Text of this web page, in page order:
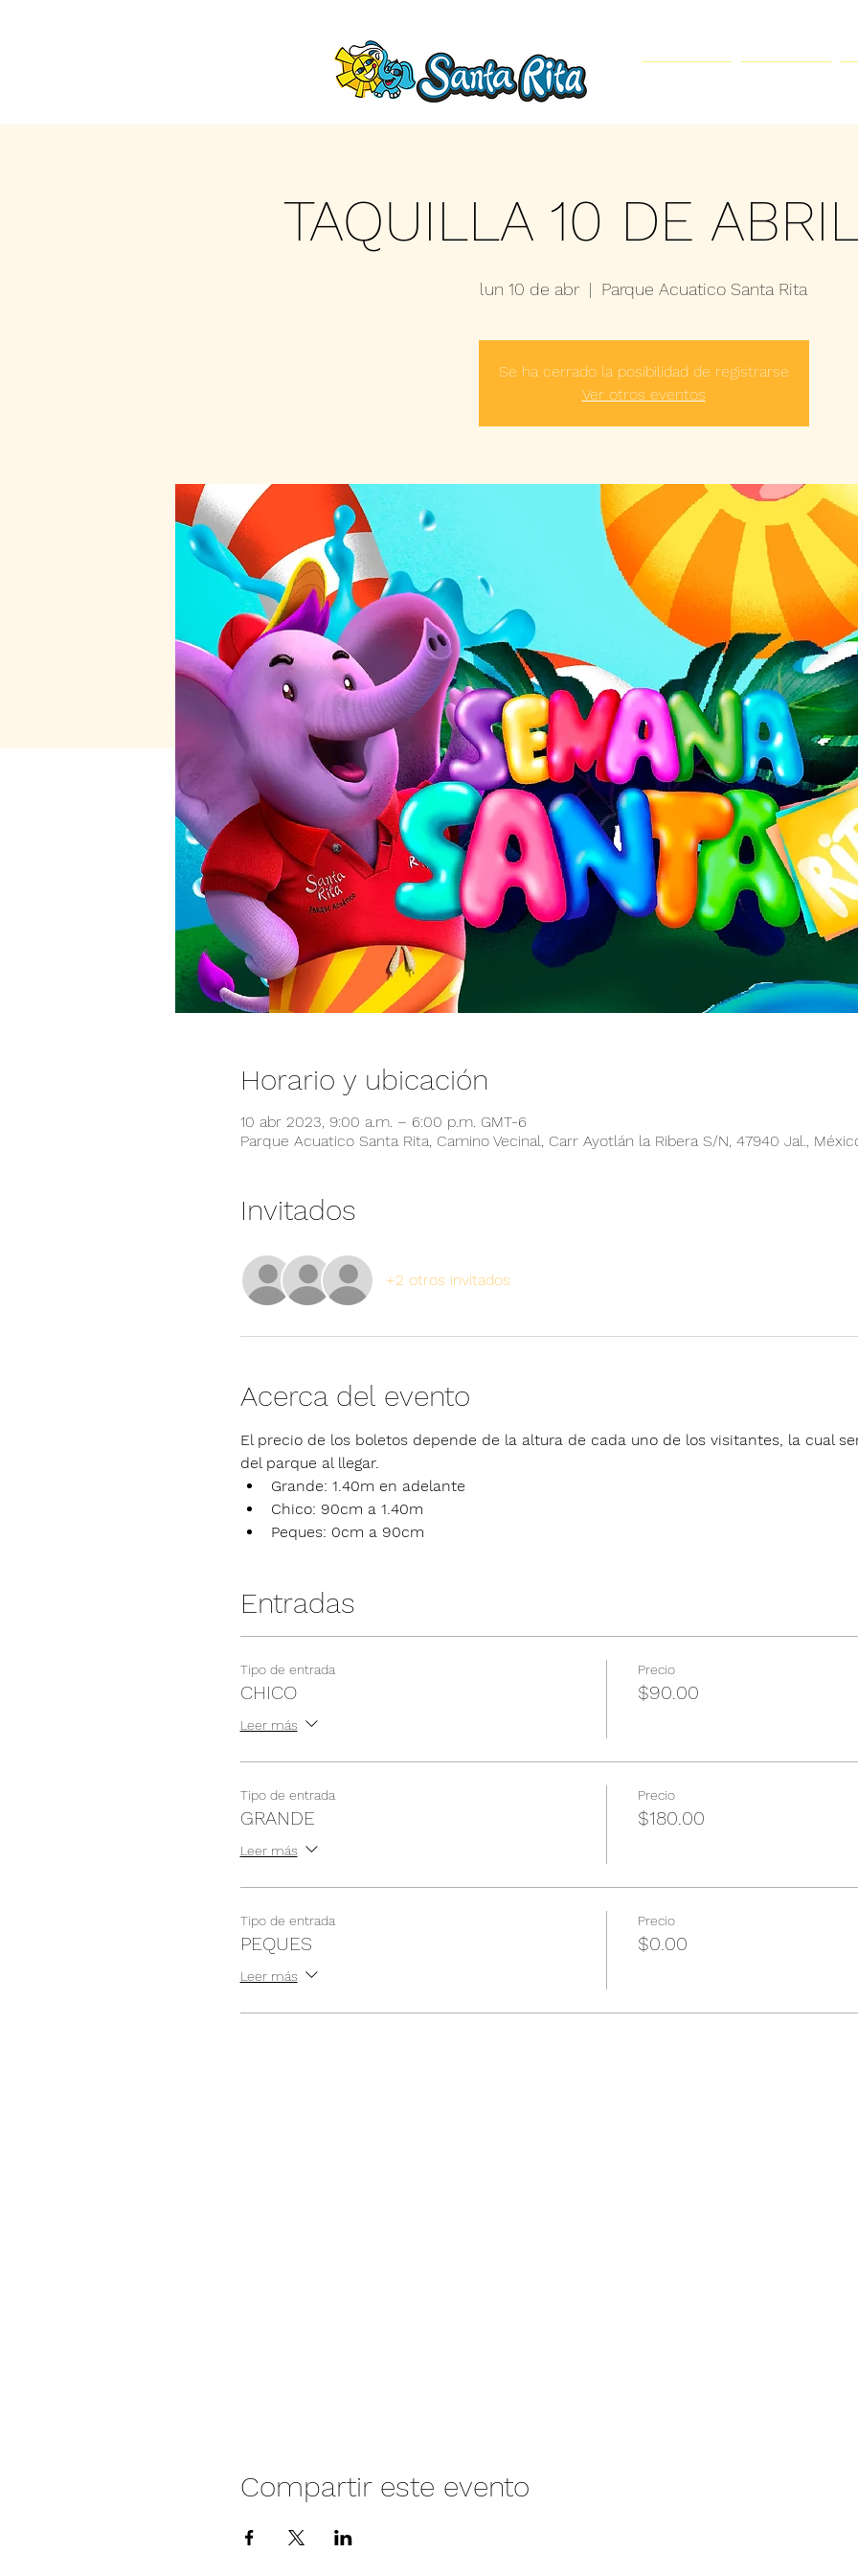
TAQUILLA 10 DE
lun 10 de abr
  |
Parque Acuatico Santa Rita
Se ha cerrado la posibilidad de registrarse
Ver otros eventos
Horario y ubicación
10 abr 2023, 9:00 a.m. – 6:00 p.m. GMT-6
Parque Acuatico Santa Rita, Camino Vecinal, Carr Ayotlán la Ribera S/N, 47940 Jal.,
Invitados
+2 otros invitados
Acerca del evento
El precio de los boletos depende de la altura de cada uno de los visitantes, la cual
del parque al llegar.
Grande: 1.40m en adelante
Chico: 90cm a 1.40m
Peques: 0cm a 90cm
Entradas
Tipo de entrada
CHICO
Leer más
Precio
$90.00
Tipo de entrada
GRANDE
Leer más
Precio
$180.00
Tipo de entrada
PEQUES
Leer más
Precio
$0.00
Compartir este evento